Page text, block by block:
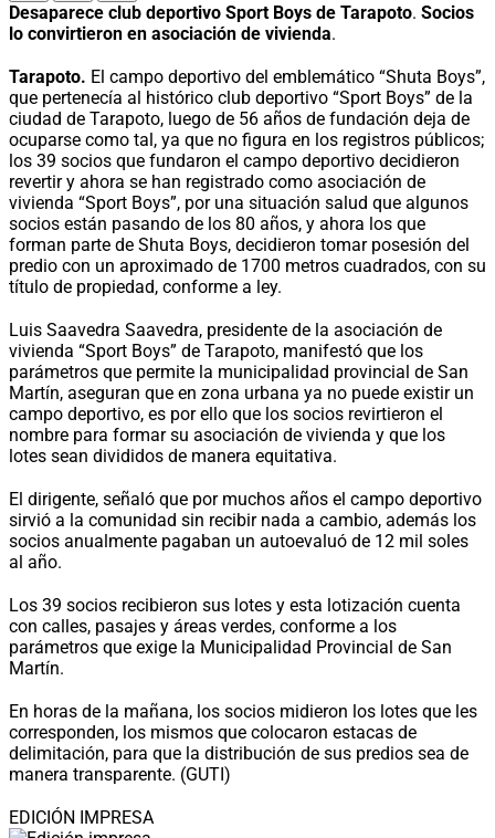
Desaparece club deportivo Sport Boys de Tarapoto. Socios
lo convirtieron en asociación de vivienda.
Tarapoto. El campo deportivo del emblemático “Shuta Boys”,
que pertenecía al histórico club deportivo “Sport Boys” de la
ciudad de Tarapoto, luego de 56 años de fundación deja de
ocuparse como tal, ya que no figura en los registros públicos;
los 39 socios que fundaron el campo deportivo decidieron
revertir y ahora se han registrado como asociación de
vivienda “Sport Boys”, por una situación salud que algunos
socios están pasando de los 80 años, y ahora los que
forman parte de Shuta Boys, decidieron tomar posesión del
predio con un aproximado de 1700 metros cuadrados, con su
título de propiedad, conforme a ley.
Luis Saavedra Saavedra, presidente de la asociación de
vivienda “Sport Boys” de Tarapoto, manifestó que los
parámetros que permite la municipalidad provincial de San
Martín, aseguran que en zona urbana ya no puede existir un
campo deportivo, es por ello que los socios revirtieron el
nombre para formar su asociación de vivienda y que los
lotes sean divididos de manera equitativa.
El dirigente, señaló que por muchos años el campo deportivo
sirvió a la comunidad sin recibir nada a cambio, además los
socios anualmente pagaban un autoevaluó de 12 mil soles
al año.
Los 39 socios recibieron sus lotes y esta lotización cuenta
con calles, pasajes y áreas verdes, conforme a los
parámetros que exige la Municipalidad Provincial de San
Martín.
En horas de la mañana, los socios midieron los lotes que les
corresponden, los mismos que colocaron estacas de
delimitación, para que la distribución de sus predios sea de
manera transparente. (GUTI)
EDICIÓN IMPRESA